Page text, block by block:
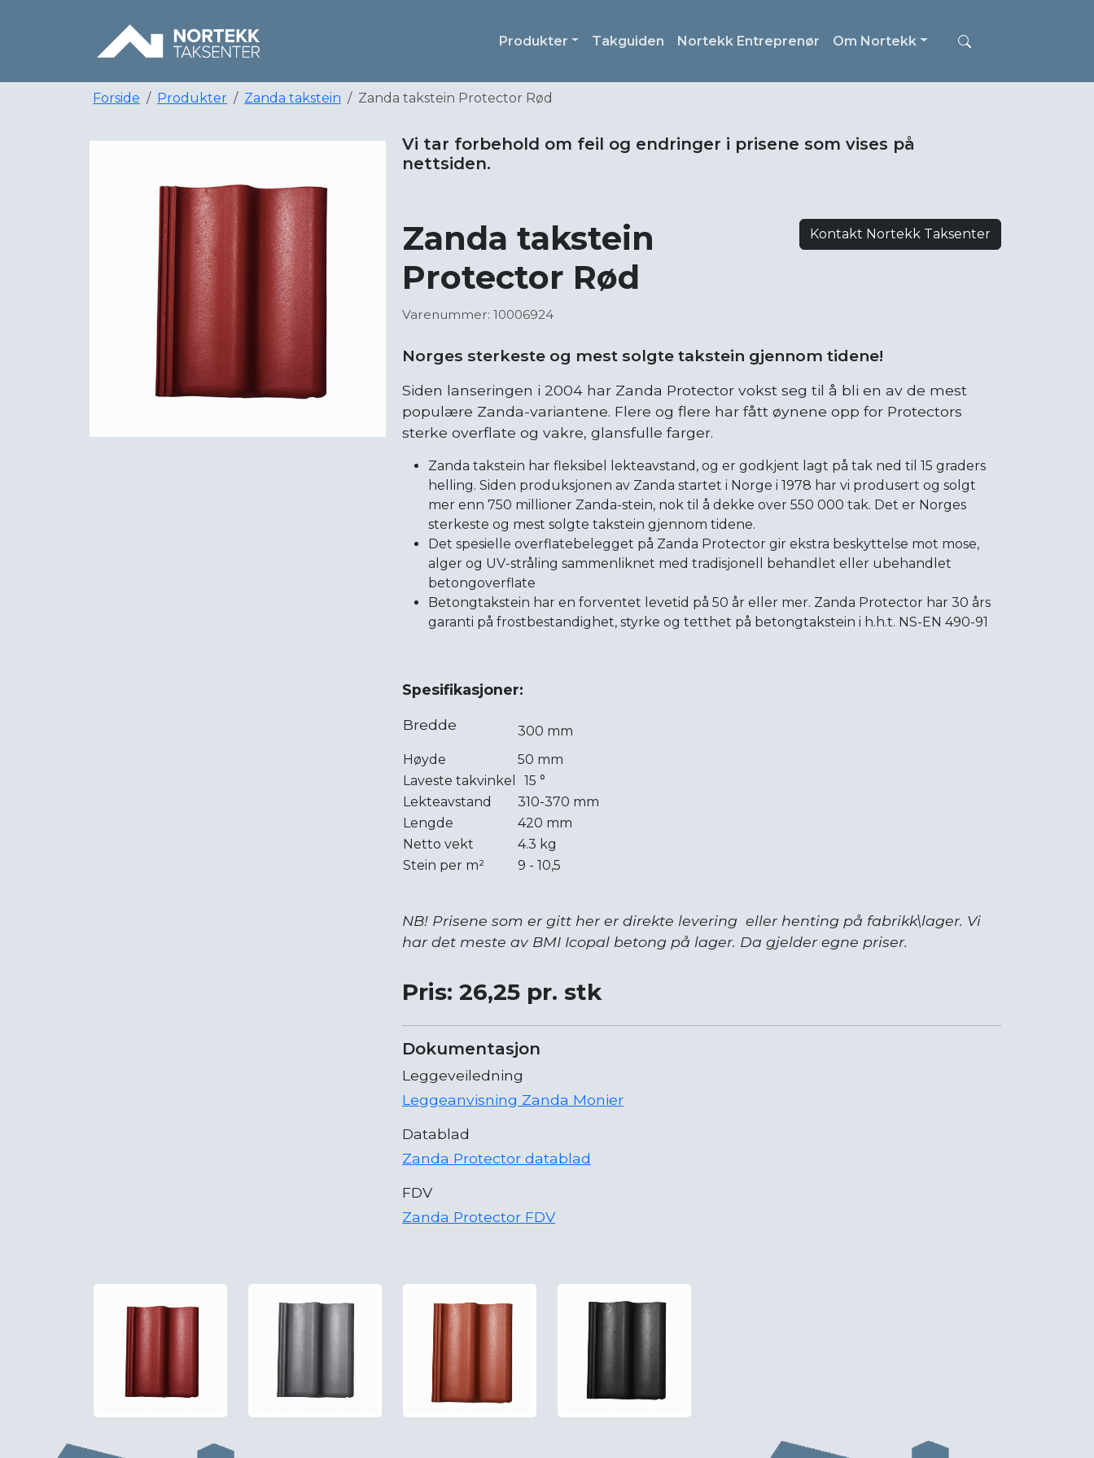
Produkter Takguiden Nortekk Entreprenør Om Nortekk
Forside Produkter Zanda takstein Zanda takstein Protector Rød
Vi tar forbehold om feil og endringer i prisene som vises på
nettsiden.
Kontakt Nortekk Taksenter
Zanda takstein
Protector Rød
Varenummer: 10006924
Norges sterkeste og mest solgte takstein gjennom tidene!
Siden lanseringen i 2004 har Zanda Protector vokst seg til å bli en av de mest
populære Zanda-variantene. Flere og flere har fått øynene opp for Protectors
sterke overflate og vakre, glansfulle farger.
Zanda takstein har fleksibel lekteavstand, og er godkjent lagt på tak ned til 15 graders
helling. Siden produksjonen av Zanda startet i Norge i 1978 har vi produsert og solgt
mer enn 750 millioner Zanda-stein, nok til å dekke over 550 000 tak. Det er Norges
sterkeste og mest solgte takstein gjennom tidene.
Det spesielle overflatebelegget på Zanda Protector gir ekstra beskyttelse mot mose,
alger og UV-stråling sammenliknet med tradisjonell behandlet eller ubehandlet
betongoverflate
Betongtakstein har en forventet levetid på 50 år eller mer. Zanda Protector har 30 års
garanti på frostbestandighet, styrke og tetthet på betongtakstein i h.h.t. NS-EN 490-91
Spesifikasjoner:
Bredde
300 mm
Høyde
50 mm
Laveste takvinkel
15 °
Lekteavstand
310-370 mm
Lengde
420 mm
Netto vekt
4.3 kg
Stein per m²
9 - 10,5
NB! Prisene som er gitt her er direkte levering eller henting på fabrikk\lager. Vi
har det meste av BMI Icopal betong på lager. Da gjelder egne priser.
Pris: 26,25 pr. stk
Dokumentasjon
Leggeveiledning
Leggeanvisning Zanda Monier
Datablad
Zanda Protector datablad
FDV
Zanda Protector FDV